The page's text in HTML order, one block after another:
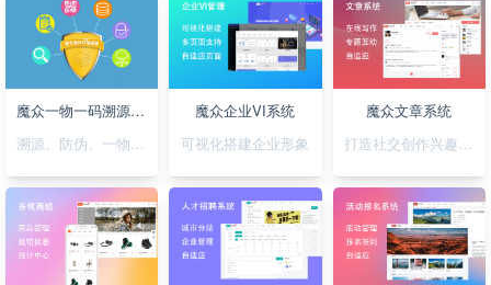
魔众一物一码溯源防伪系统
魔众企业VI系统
可视化搭建企业形象
魔众文章系统